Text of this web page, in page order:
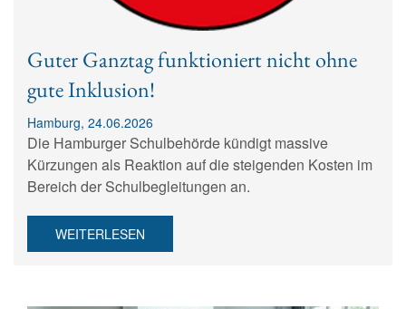
Guter Ganztag funktioniert nicht ohne
gute Inklusion!
Hamburg, 24.06.2026
Die Hamburger Schulbehörde kündigt massive
Kürzungen als Reaktion auf die steigenden Kosten im
Bereich der Schulbegleitungen an.
WEITERLESEN